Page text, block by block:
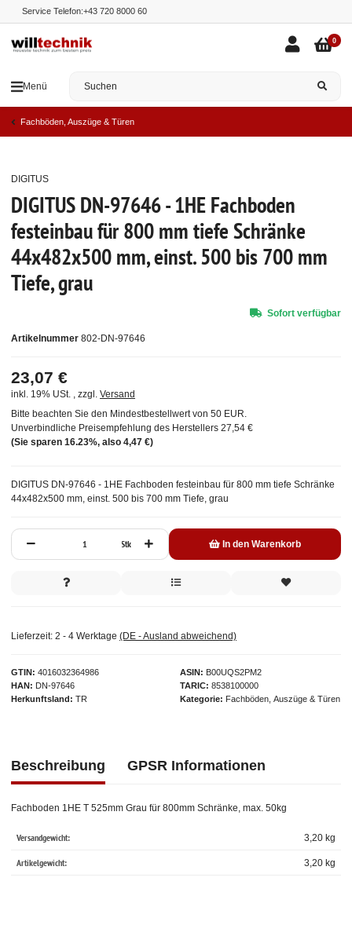
Service Telefon:+43 720 8000 60
Menü
0
Fachböden, Auszüge & Türen
DIGITUS DN-97646 - 1HE Fachboden
festeinbau für 800 mm tiefe Schränke
44x482x500 mm, einst. 500 bis 700 mm
Tiefe, grau
Artikelnummer 802-DN-97646
GTIN 4016032364986
HAN
DN-97646
Herkunftsland
TR
ASIN
B00UQS2PM2
TARIC
8538100000
Kategorie
Fachböden, Auszüge & Türen
DIGITUS
DIGITUS DN-97646 - 1HE Fachboden festeinbau für 800 mm tiefe Schränke
44x482x500 mm, einst. 500 bis 700 mm Tiefe, grau
23,07 €
inkl. 19% USt. , zzgl. Versand
Bitte beachten Sie den Mindestbestellwert von 50 EUR.
Unverbindliche Preisempfehlung des Herstellers 27,54 €
(Sie sparen 16.23%, also 4,47 €)
Stk In den Warenkorb
Sofort verfügbar
Lieferzeit: 2 - 4 Werktage (DE - Ausland abweichend)
Beschreibung GPSR Informationen
Fachboden 1HE T 525mm Grau für 800mm Schränke, max. 50kg
Versandgewicht: 3,20 kg
Artikelgewicht: 3,20 kg